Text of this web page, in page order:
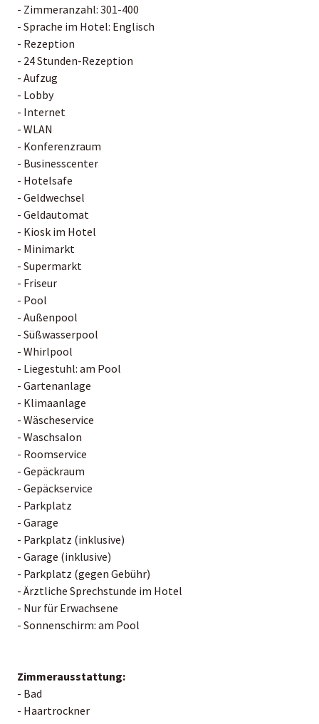
- Zimmeranzahl: 301-400
- Sprache im Hotel: Englisch
- Rezeption
- 24 Stunden-Rezeption
- Aufzug
- Lobby
- Internet
- WLAN
- Konferenzraum
- Businesscenter
- Hotelsafe
- Geldwechsel
- Geldautomat
- Kiosk im Hotel
- Minimarkt
- Supermarkt
- Friseur
- Pool
- Außenpool
- Süßwasserpool
- Whirlpool
- Liegestuhl: am Pool
- Gartenanlage
- Klimaanlage
- Wäscheservice
- Waschsalon
- Roomservice
- Gepäckraum
- Gepäckservice
- Parkplatz
- Garage
- Parkplatz (inklusive)
- Garage (inklusive)
- Parkplatz (gegen Gebühr)
- Ärztliche Sprechstunde im Hotel
- Nur für Erwachsene
- Sonnenschirm: am Pool
Zimmerausstattung:
- Bad
- Haartrockner